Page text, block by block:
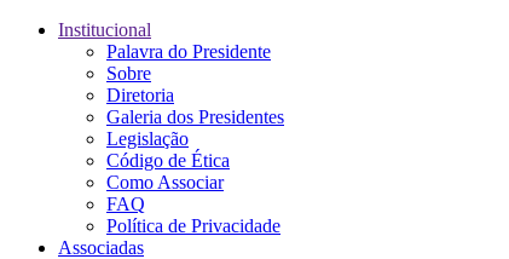
Institucional
Palavra do Presidente
Sobre
Diretoria
Galeria dos Presidentes
Legislação
Código de Ética
Como Associar
FAQ
Política de Privacidade
Associadas